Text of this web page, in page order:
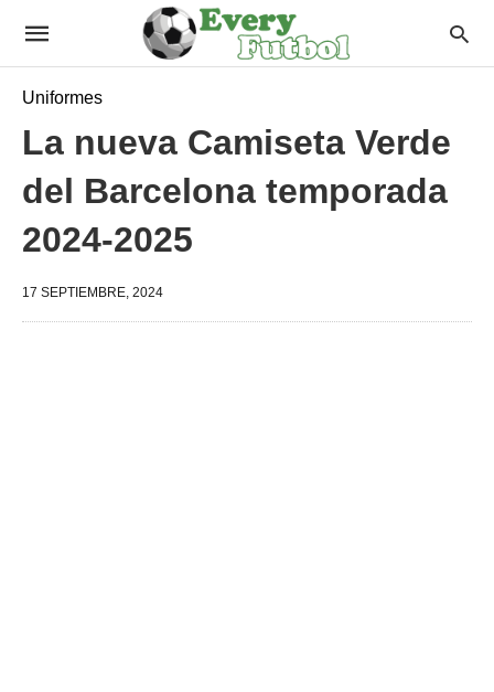
Uniformes
La nueva Camiseta Verde
del Barcelona temporada
2024-2025
17 SEPTIEMBRE, 2024